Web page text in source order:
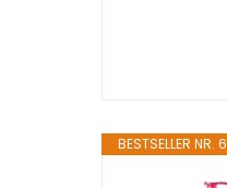
BESTSELLER NR. 6